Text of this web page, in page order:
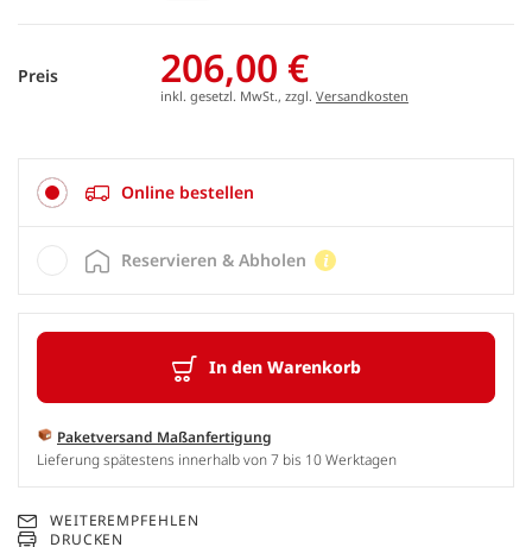
Preis 206,00 €
inkl. gesetzl. MwSt., zzgl. Versandkosten
Online bestellen
In den Warenkorb
Paketversand Maßanfertigung
Lieferung spätestens innerhalb von 7 bis 10 Werktagen
Reservieren & Abholen
WEITEREMPFEHLEN
DRUCKEN